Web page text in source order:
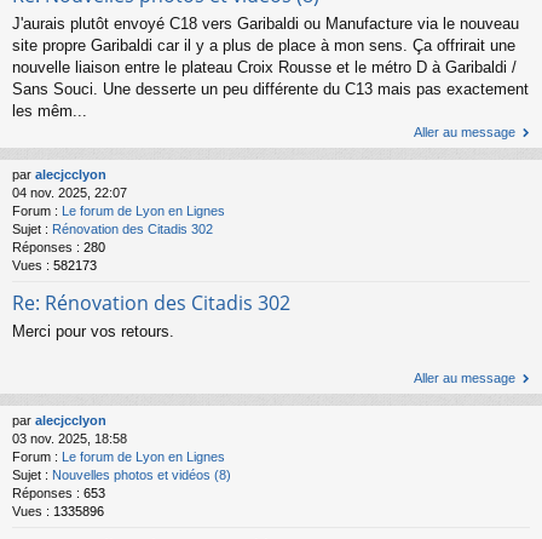
J'aurais plutôt envoyé C18 vers Garibaldi ou Manufacture via le nouveau
site propre Garibaldi car il y a plus de place à mon sens. Ça offrirait une
nouvelle liaison entre le plateau Croix Rousse et le métro D à Garibaldi /
Sans Souci. Une desserte un peu différente du C13 mais pas exactement
les mêm...
Aller au message
par alecjcclyon
04 nov. 2025, 22:07
Forum : Le forum de Lyon en Lignes
Sujet : Rénovation des Citadis 302
Réponses : 280
Vues : 582173
Re: Rénovation des Citadis 302
Merci pour vos retours.
Aller au message
par alecjcclyon
03 nov. 2025, 18:58
Forum : Le forum de Lyon en Lignes
Sujet : Nouvelles photos et vidéos (8)
Réponses : 653
Vues : 1335896